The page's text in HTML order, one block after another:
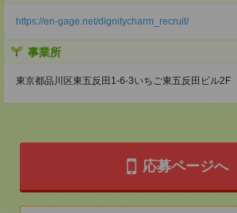
https://en-gage.net/dignitycharm_recruit/
事業所
東京都品川区東五反田1-6-3いちご東五反田ビル2F
応募ページへ